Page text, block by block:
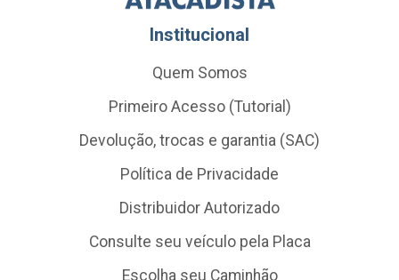
Institucional
Quem Somos
Primeiro Acesso (Tutorial)
Devolução, trocas e garantia (SAC)
Política de Privacidade
Distribuidor Autorizado
Consulte seu veículo pela Placa
Escolha seu Caminhão